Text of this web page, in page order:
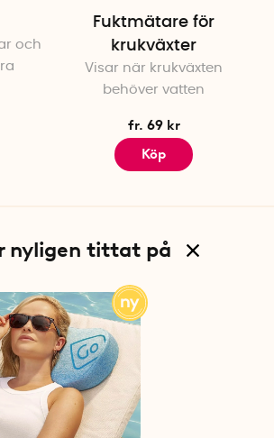
och
Fuktmätare för
krukväxter
Visar när krukväxten
behöver vatten
fr. 69 kr
Köp
nyligen tittat på